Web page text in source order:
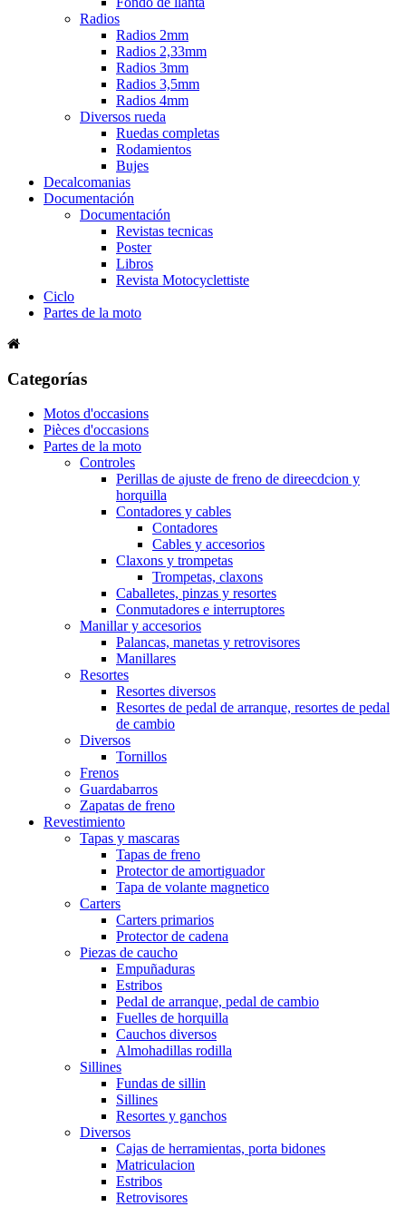
Radios
Radios 2mm
Radios 2,33mm
Radios 3mm
Radios 3,5mm
Radios 4mm
Diversos rueda
Ruedas completas
Rodamientos
Bujes
Decalcomanias
Documentación
Documentación
Revistas tecnicas
Poster
Libros
Revista Motocyclettiste
Ciclo
Partes de la moto
Categorías
Motos d'occasions
Pièces d'occasions
Partes de la moto
Controles
Perillas de ajuste de freno de direecdcion y
horquilla
Contadores y cables
Contadores
Cables y accesorios
Claxons y trompetas
Trompetas, claxons
Caballetes, pinzas y resortes
Conmutadores e interruptores
Manillar y accesorios
Palancas, manetas y retrovisores
Manillares
Resortes
Resortes diversos
Resortes de pedal de arranque, resortes de pedal
de cambio
Diversos
Tornillos
Frenos
Guardabarros
Zapatas de freno
Revestimiento
Tapas y mascaras
Tapas de freno
Protector de amortiguador
Tapa de volante magnetico
Carters
Carters primarios
Protector de cadena
Piezas de caucho
Empuñaduras
Estribos
Pedal de arranque, pedal de cambio
Fuelles de horquilla
Cauchos diversos
Almohadillas rodilla
Sillines
Fundas de sillin
Sillines
Resortes y ganchos
Diversos
Cajas de herramientas, porta bidones
Matriculacion
Estribos
Retrovisores